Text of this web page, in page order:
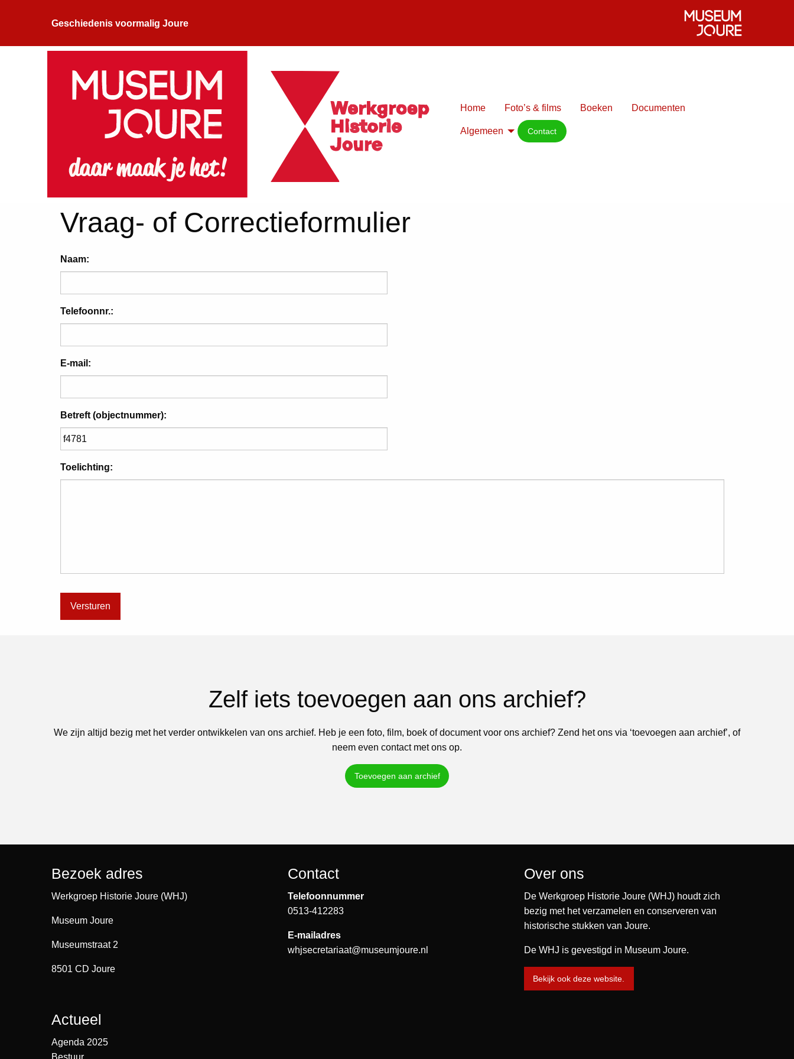
Geschiedenis voormalig Joure
Home Foto’s & films Boeken Documenten
Algemeen Contact
Vraag- of Correctieformulier
Naam:
Telefoonnr.:
E-mail:
Betreft (objectnummer):
Toelichting:
Zelf iets toevoegen aan ons archief?
We zijn altijd bezig met het verder ontwikkelen van ons archief. Heb je een foto, film, boek of document voor ons archief? Zend het ons via ‘toevoegen aan archief’, of
neem even contact met ons op.
Toevoegen aan archief
Bezoek adres
Werkgroep Historie Joure (WHJ)
Museum Joure
Museumstraat 2
8501 CD Joure
Contact
Telefoonnummer
0513-412283
E-mailadres
whjsecretariaat@museumjoure.nl
Over ons
De Werkgroep Historie Joure (WHJ) houdt zich
bezig met het verzamelen en conserveren van
historische stukken van Joure.
De WHJ is gevestigd in Museum Joure.
Bekijk ook deze website.
Actueel
Agenda 2025